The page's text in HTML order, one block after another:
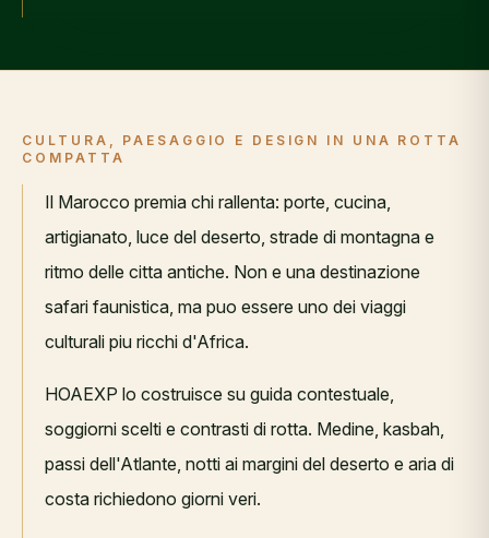
CULTURA, PAESAGGIO E DESIGN IN UNA ROTTA
COMPATTA
Il Marocco premia chi rallenta: porte, cucina,
artigianato, luce del deserto, strade di montagna e
ritmo delle citta antiche. Non e una destinazione
safari faunistica, ma puo essere uno dei viaggi
culturali piu ricchi d'Africa.
HOAEXP lo costruisce su guida contestuale,
soggiorni scelti e contrasti di rotta. Medine, kasbah,
passi dell'Atlante, notti ai margini del deserto e aria di
costa richiedono giorni veri.